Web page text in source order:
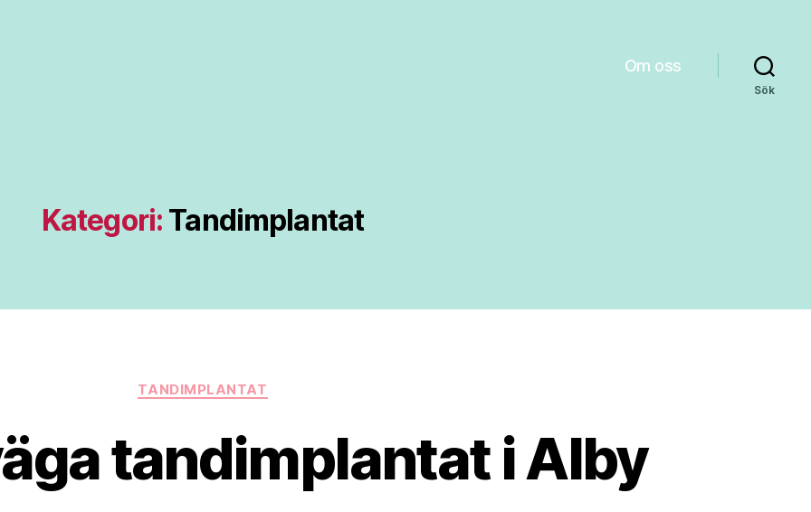
Om oss
Sök
Kategori: Tandimplantat
Kategorier
TANDIMPLANTAT
tandimplantat i Alby